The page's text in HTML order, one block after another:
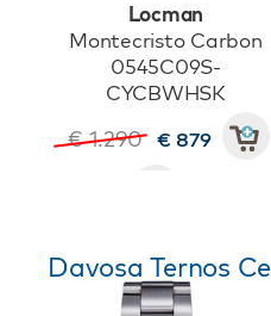
Locman
Montecristo Carbon
0545C09S-
CYCBWHSK
€ 1.290 € 879
Davosa Ternos